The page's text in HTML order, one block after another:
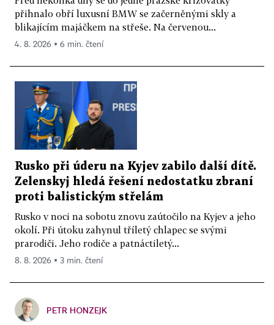
přihnalo obří luxusní BMW se začerněnými skly a
blikajícím majáčkem na střeše. Na červenou...
4. 8. 2026 ▪ 6 min. čtení
Rusko při úderu na Kyjev zabilo další dítě.
Zelenskyj hledá řešení nedostatku zbraní
proti balistickým střelám
Rusko v noci na sobotu znovu zaútočilo na Kyjev a jeho
okolí. Při útoku zahynul tříletý chlapec se svými
prarodiči. Jeho rodiče a patnáctiletý...
8. 8. 2026 ▪ 3 min. čtení
PETR HONZEJK